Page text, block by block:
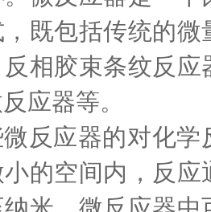
既包括传统的
相胶束条纹反
应器等。
反应器的对化学
的空间内，反